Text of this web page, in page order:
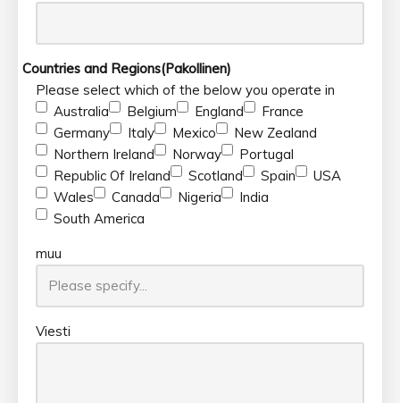
Countries and Regions(Pakollinen)
Please select which of the below you operate in
Australia
Belgium England
France
Germany
Italy Mexico
New Zealand
Northern Ireland
Norway
Portugal
Republic Of Ireland
Scotland Spain
USA
Wales
Canada Nigeria
India
South America
muu
Viesti